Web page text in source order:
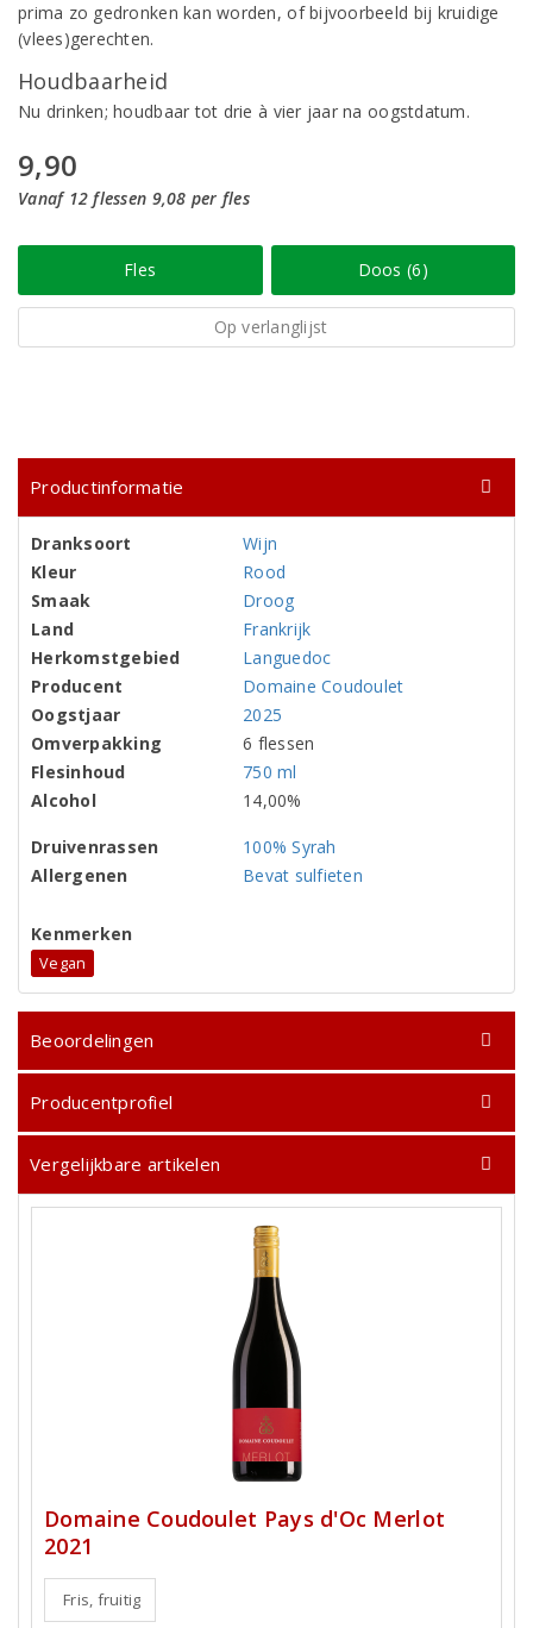
prima zo gedronken kan worden, of bijvoorbeeld bij kruidige
(vlees)gerechten.
Houdbaarheid
Nu drinken; houdbaar tot drie à vier jaar na oogstdatum.
9,90
Vanaf 12 flessen 9,08 per fles
Fles Doos (6)
Op verlanglijst
Productinformatie
Dranksoort
Wijn
Kleur
Rood
Smaak
Droog
Land
Frankrijk
Herkomstgebied
Languedoc
Producent
Domaine Coudoulet
Oogstjaar
2025
Omverpakking
6 flessen
Flesinhoud
750 ml
Alcohol
14,00%
Druivenrassen
100% Syrah
Allergenen
Bevat sulfieten
Kenmerken
Vegan
Beoordelingen
Producentprofiel
Vergelijkbare artikelen
Domaine Coudoulet Pays d'Oc Merlot
2021
Fris, fruitig